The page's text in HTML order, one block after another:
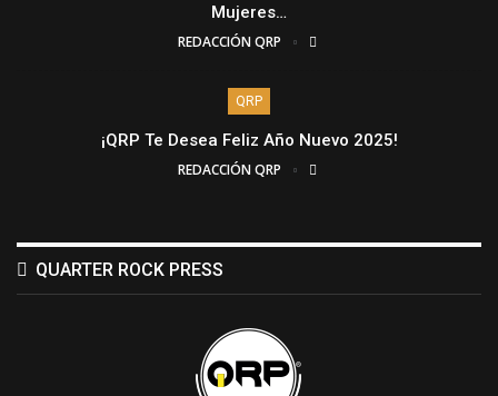
Mujeres…
REDACCIÓN QRP
QRP
¡QRP Te Desea Feliz Año Nuevo 2025!
REDACCIÓN QRP
QUARTER ROCK PRESS